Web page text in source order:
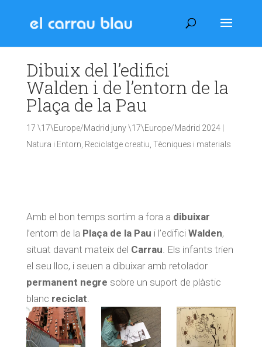
Dibuix del l’edifici
Walden i de l’entorn de la
Plaça de la Pau
17 \17\Europe/Madrid juny \17\Europe/Madrid 2024|
Natura i Entorn Reciclatge creatiu Tècniques i materials
Amb el bon temps sortim a fora a dibuixar
l’entorn de la Plaça de la Pau i l’edifici Walden,
situat davant mateix del Carrau. Els infants trien
el seu lloc, i seuen a dibuixar amb retolador
permanent negre sobre un suport de plàstic
blanc reciclat.